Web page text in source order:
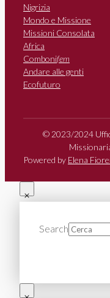
Nigrizia
Mondo e Missione
Missioni Consolata
Africa
Combonifem
Andare alle genti
Ecofuturo
© 2023/2024
Powered by Elena
Search